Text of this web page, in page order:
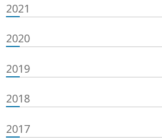
2021
2020
2019
2018
2017